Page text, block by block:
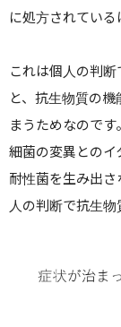
に処方されてい
これは個人の判
と、抗生物質の
まうためなので
細菌の変異とのイ
耐性菌を生み出
人の判断で抗生物